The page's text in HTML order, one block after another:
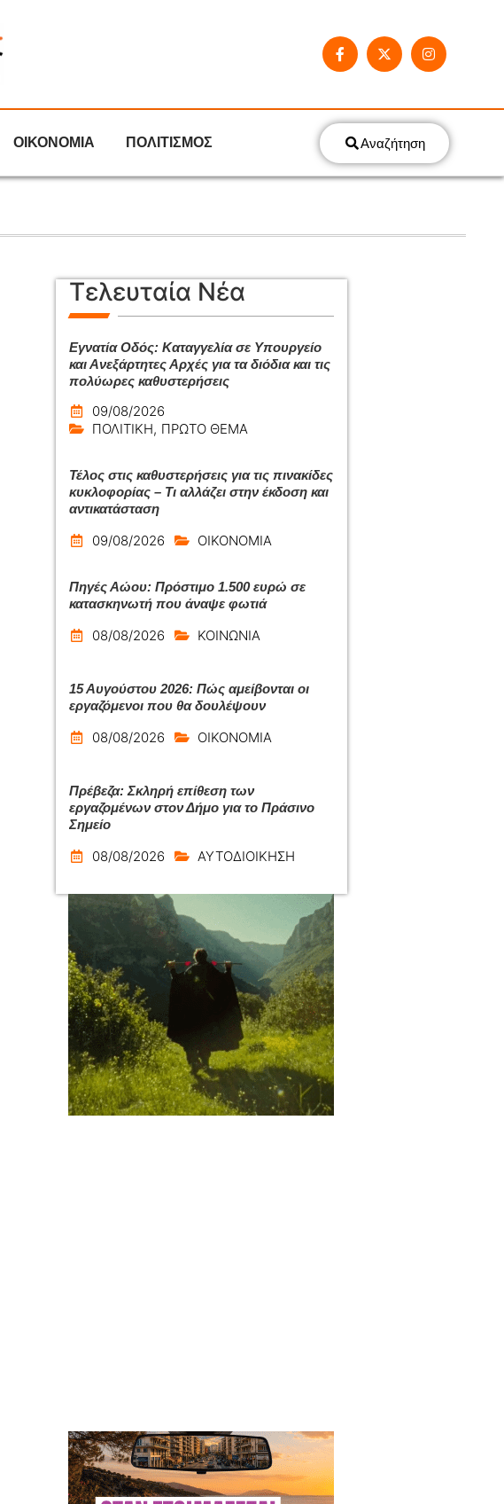
ΟΙΚΟΝΟΜΙΑ ΠΟΛΙΤΙΣΜΟΣ Αναζήτηση
Τελευταία Νέα
Εγνατία Οδός: Καταγγελία σε Υπουργείο
και Ανεξάρτητες Αρχές για τα διόδια και τις
πολύωρες καθυστερήσεις
09/08/2026
ΠΟΛΙΤΙΚΗ, ΠΡΩΤΟ ΘΕΜΑ
Τέλος στις καθυστερήσεις για τις πινακίδες
κυκλοφορίας – Τι αλλάζει στην έκδοση και
αντικατάσταση
09/08/2026 ΟΙΚΟΝΟΜΙΑ
Πηγές Αώου: Πρόστιμο 1.500 ευρώ σε
κατασκηνωτή που άναψε φωτιά
08/08/2026 ΚΟΙΝΩΝΙΑ
15 Αυγούστου 2026: Πώς αμείβονται οι
εργαζόμενοι που θα δουλέψουν
08/08/2026 ΟΙΚΟΝΟΜΙΑ
Πρέβεζα: Σκληρή επίθεση των
εργαζομένων στον Δήμο για το Πράσινο
Σημείο
08/08/2026 ΑΥΤΟΔΙΟΙΚΗΣΗ